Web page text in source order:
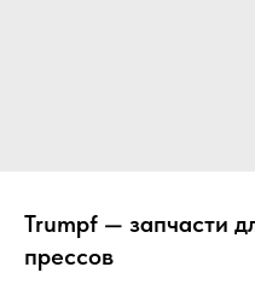
Trumpf — запчасти
прессов